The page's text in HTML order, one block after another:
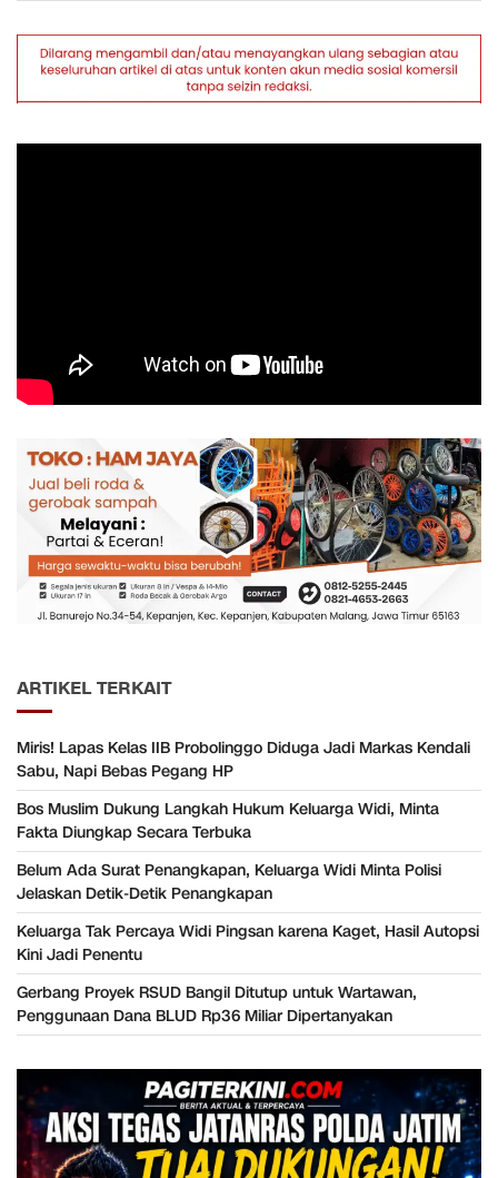
ARTIKEL TERKAIT
Miris! Lapas Kelas IIB Probolinggo Diduga Jadi Markas Kendali
Sabu, Napi Bebas Pegang HP
Bos Muslim Dukung Langkah Hukum Keluarga Widi, Minta
Fakta Diungkap Secara Terbuka
Belum Ada Surat Penangkapan, Keluarga Widi Minta Polisi
Jelaskan Detik-Detik Penangkapan
Keluarga Tak Percaya Widi Pingsan karena Kaget, Hasil Autopsi
Kini Jadi Penentu
Gerbang Proyek RSUD Bangil Ditutup untuk Wartawan,
Penggunaan Dana BLUD Rp36 Miliar Dipertanyakan